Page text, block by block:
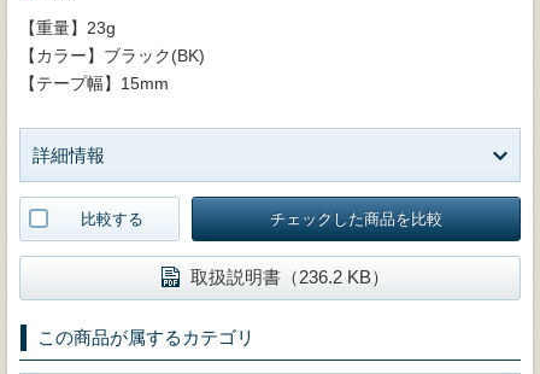
【重量】23g
【カラー】ブラック(BK)
【テープ幅】15mm
詳細情報
比較する チェックした商品を比較
取扱説明書（236.2 KB）
この商品が属するカテゴリ